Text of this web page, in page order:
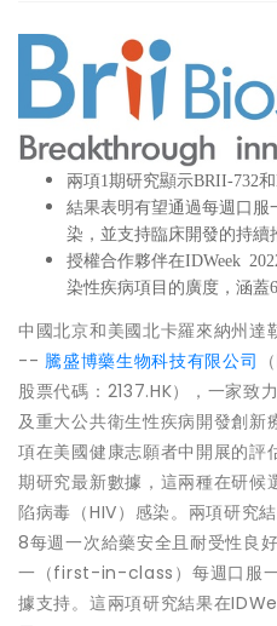
兩項1期研究顯示BRII-732
結果表明有望通過每週口服
染，並支持臨床開發的持續
授權合作夥伴在IDWeek
染性疾病項目的廣度，涵蓋
中國北京和美國北卡羅來納州達
-- 騰盛博藥生物科技有限公司
股票代碼：2137.HK），一家致
及重大公共衛生性疾病開發創新
項在美國健康志願者中開展的
期研究最新數據，這兩種在研候
陷病毒（HIV）感染。兩項研究
8每週一次給藥安全且耐受性良
一（first-in-class）每週口服一
據支持。這兩項研究結果在